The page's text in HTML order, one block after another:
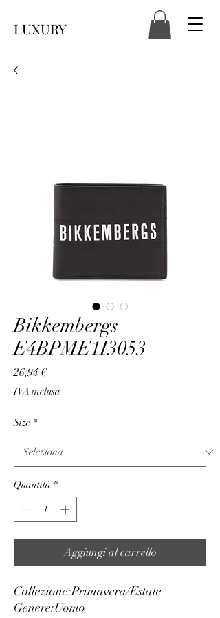
LUXURY
Bikkembergs
E4BPME1I3053
26,94 €Prezzo
IVA inclusa
Size *
Quantità *
Aggiungi al carrello
Collezione:Primavera/Estate
Genere:Uomo